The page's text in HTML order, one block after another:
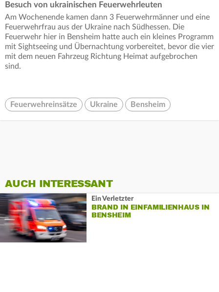
Besuch von ukrainischen Feuerwehrleuten
Am Wochenende kamen dann 3 Feuerwehrmänner und eine
Feuerwehrfrau aus der Ukraine nach Südhessen. Die
Feuerwehr hier in Bensheim hatte auch ein kleines Programm
mit Sightseeing und Übernachtung vorbereitet, bevor die vier
mit dem neuen Fahrzeug Richtung Heimat aufgebrochen
sind.
Feuerwehreinsätze Ukraine Bensheim
AUCH INTERESSANT
Ein Verletzter
BRAND IN EINFAMILIENHAUS IN
BENSHEIM